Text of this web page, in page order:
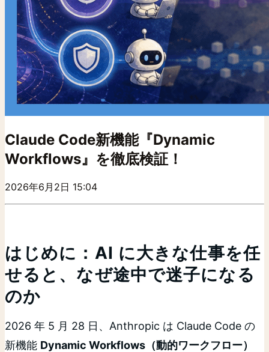
Claude Code新機能『Dynamic
Workflows』を徹底検証！
2026年6月2日 15:04
はじめに：AI に大きな仕事を任
せると、なぜ途中で迷子になる
のか
2026 年 5 月 28 日、Anthropic は Claude Code の
新機能 Dynamic Workflows（動的ワークフロー）